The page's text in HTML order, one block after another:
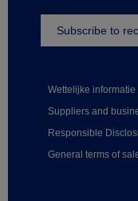
Wettelijke informatie
Suppliers and
Responsible
General terms of
Subscribe to